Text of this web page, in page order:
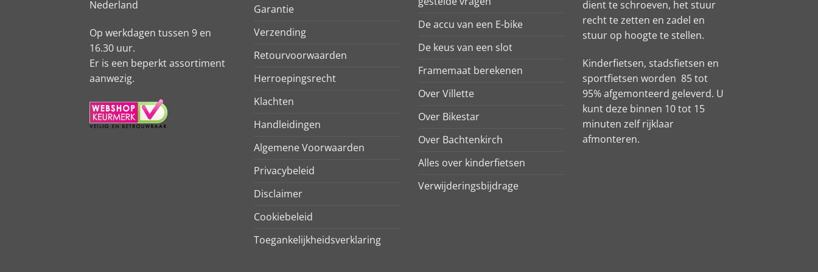
Nederland
Op werkdagen tussen 9 en
16.30 uur.
Er is een beperkt assortiment
aanwezig.
Garantie
Verzending
Retourvoorwaarden
Herroepingsrecht
Klachten
Handleidingen
Algemene Voorwaarden
Privacybeleid
Disclaimer
Cookiebeleid
Toegankelijkheidsverklaring
De accu van een E-bike
De keus van een slot
Framemaat berekenen
Over Villette
Over Bikestar
Over Bachtenkirch
Alles over kinderfietsen
Verwijderingsbijdrage
dient te schroeven, het stuur
recht te zetten en zadel en
stuur op hoogte te stellen.
Kinderfietsen, stadsfietsen en
sportfietsen worden 85 tot
95% afgemonteerd geleverd. U
kunt deze binnen 10 tot 15
minuten zelf rijklaar
afmonteren.